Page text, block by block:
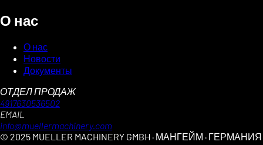
О нас
О нас
Новости
Документы
ОТДЕЛ ПРОДАЖ
4917630536502
EMAIL
info@muellermachinery.com
© 2025 MUELLER MACHINERY GMBH · МАНГЕЙМ · ГЕРМАНИЯ